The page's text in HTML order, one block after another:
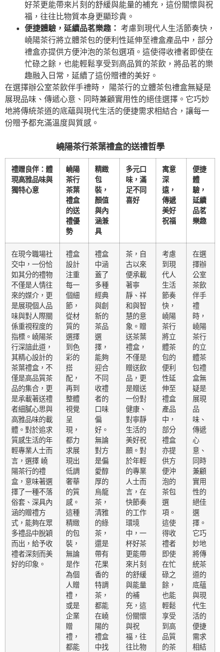
好茶更能帶來片刻的舒緩與能量的補充，這份關懷與祝
福，往往比物質本身更顯珍貴。
便捷體驗，延續品茗樂趣： 考慮到現代人生活節奏快，
嶢陽茶行將立體茶包的便利性延伸至禮盒產品中，部分
禮盒亦提供方便沖泡的茶包選項。這使得收禮者即使在
忙碌之餘，也能輕鬆享受到高品質的茶飲，將品茗的樂
趣融入日常，延續了這份贈禮的美好。
在選擇辦公室茶飲伴手禮時， 陽茶行的立體茶包禮盒無疑是
展現品味、傳遞心意、同時兼顧實用性的絕佳選擇。它巧妙
地將傳統茶道的底蘊與現代生活的便捷需求相結合，讓每一
份贈予都充滿溫度與質感。
嶢陽茶行茶葉禮盒的送禮哲學
禮贈良伴：體
現高雅品味與
獨特心意
嶢陽
茶行
茶葉
禮盒
的送
禮優
勢
精緻
包
裝，
顏值
與內
涵兼
具
多元口
味，滿
足不同
喜好
寓意
深
遠，
傳遞
美好
祝福
便捷
體
驗，
延續
品茗
樂趣
在現今職場社
交中，一份恰
如其分的禮物
不僅是人情往
來的媒介，更
是展現個人品
味與對人際關
係重視程度的
指標。嶢陽茶
行深諳此道，
其精心設計的
茶葉禮盒，不
僅是高品質茶
品的集合，更
是承載著送禮
者細膩心思與
高雅品味的載
體。對於追求
質感生活的年
輕專業人士而
言，選擇 嶢
陽茶行的禮
盒，意味著選
擇了一種不落
俗套、深具內
涵的贈禮方
式，能夠在眾
多禮品中脫穎
而出，給予收
禮者深刻而美
好的印象。
禮盒
設計
注重
每一
個細
節，
從材
質的
選擇
到色
彩的
搭
配，
再到
整體
視覺
呈
現，
都力
求展
現出
低調
奢華
的質
感。
這種
精緻
的包
裝，
無論
是作
為個
人贈
禮，
或是
企業
贈
禮，
都能
禮盒
中涵
蓋了
多種
經典
與創
新的
茶品
選
擇，
能夠
迎合
不同
收禮
者的
口味
偏
好。
無論
對方
是偏
愛醇
厚的
烏龍
茶，
清雅
的綠
茶，
還是
帶有
花果
香的
特調
茶，
都能
在嶢
陽的
禮盒
中找
茶，自
古以來
便承載
著寧
靜、祥
和與智
慧的意
象。贈
送茶葉
禮盒，
不僅是
贈送飲
品，更
是贈送
一份對
健康、
對寧靜
生活的
美好祝
願。對
於年輕
的專業
人士而
言，在
快節奏
的工作
環境
中，一
杯好茶
更能帶
來片刻
的舒緩
與能量
的補
充，這
份關懷
與祝
福，往
往比物
考慮
到現
代人
生活
節奏
快，
嶢陽
茶行
將立
體茶
包的
便利
性延
伸至
禮盒
產品
中，
部分
禮盒
亦提
供方
便沖
泡的
茶包
選
項。
這使
得收
禮者
即使
在忙
碌之
餘，
也能
輕鬆
享受
到高
品質
的茶
在選
擇辦
公室
茶飲
伴手
禮
時，
嶢陽
茶行
的立
體茶
包禮
盒無
疑是
展現
品
味、
傳遞
心
意、
同時
兼顧
實用
性的
絕佳
選
擇。
它巧
妙地
將傳
統茶
道的
底蘊
與現
代生
活的
便捷
需求
相結